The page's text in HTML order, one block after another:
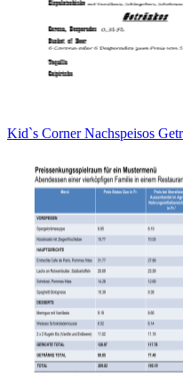
Kid`s Corner Nachspeisos